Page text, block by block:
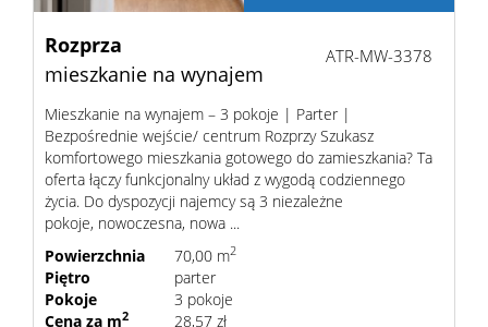
Rozprza
mieszkanie na wynajem
ATR-MW-3378
Mieszkanie na wynajem – 3 pokoje | Parter |
Bezpośrednie wejście/ centrum Rozprzy Szukasz
komfortowego mieszkania gotowego do zamieszkania? Ta
oferta łączy funkcjonalny układ z wygodą codziennego
życia. Do dyspozycji najemcy są 3 niezależne
pokoje, nowoczesna, nowa ...
Powierzchnia
70,00 m2
Piętro
parter
Pokoje
3 pokoje
Cena za m2 28,57 zł